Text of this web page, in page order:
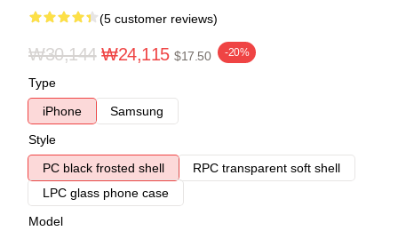
(5 customer reviews)
₩30,144 ₩24,115 $17.50 -20%
Type
iPhone
Samsung
Style
PC black frosted shell
RPC transparent soft shell
LPC glass phone case
Model